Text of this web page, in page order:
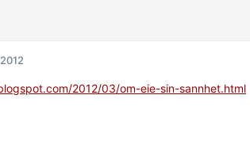
2012/03/om-eie-sin-sannhet.html